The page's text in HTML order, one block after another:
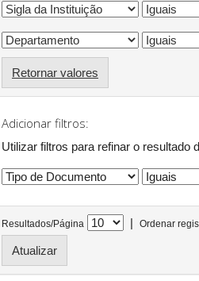
Retornar valores
Adicionar filtros:
Utilizar filtros para refinar o resultado
Resultados/Página | Ordenar